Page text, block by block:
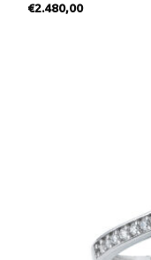
€2.480,00